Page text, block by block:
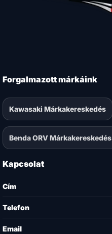
Forgalmazott márkáink
Kawasaki Márkakereskedés
Benda ORV Márkakereskedés
Kapcsolat
Cím
Telefon
Email